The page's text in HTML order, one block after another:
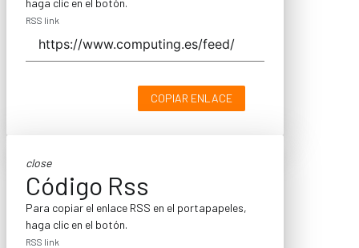
haga clic en el botón.
RSS link
COPIAR ENLACE
close
Código Rss
Para copiar el enlace RSS en el portapapeles,
haga clic en el botón.
RSS link